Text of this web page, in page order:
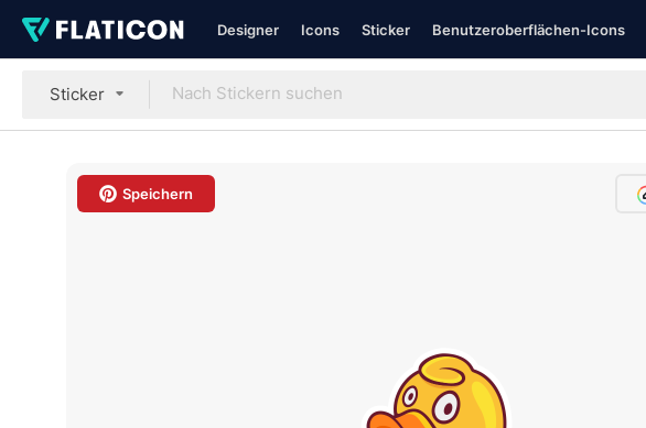
Designer Icons Sticker Benutzeroberflächen-Icons
Sticker
Speichern